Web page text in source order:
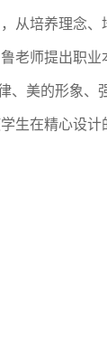
从培养理念、
老师提出职业
、美的形象、
生在精心设计